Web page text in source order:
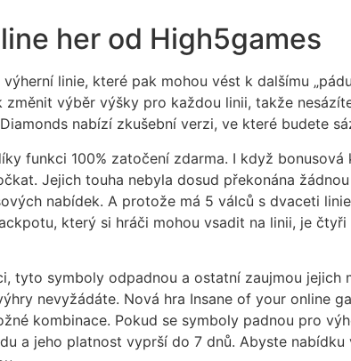
her od High5games
linie, které pak mohou vést k dalšímu
výběr výšky pro každou linii, takže
nabízí zkušební verzi, ve které budete
funkci 100% zatočení zdarma. I když bonusová
Jejich touha nebyla dosud překonána
nabídek. A protože má 5 válců s dvaceti
který si hráči mohou vsadit na linii, je
tyto symboly odpadnou a ostatní zaujmou
nevyžádáte. Nová hra Insane of your online
kombinace. Pokud se symboly padnou pro
a jeho platnost vyprší do 7 dnů. Abyste